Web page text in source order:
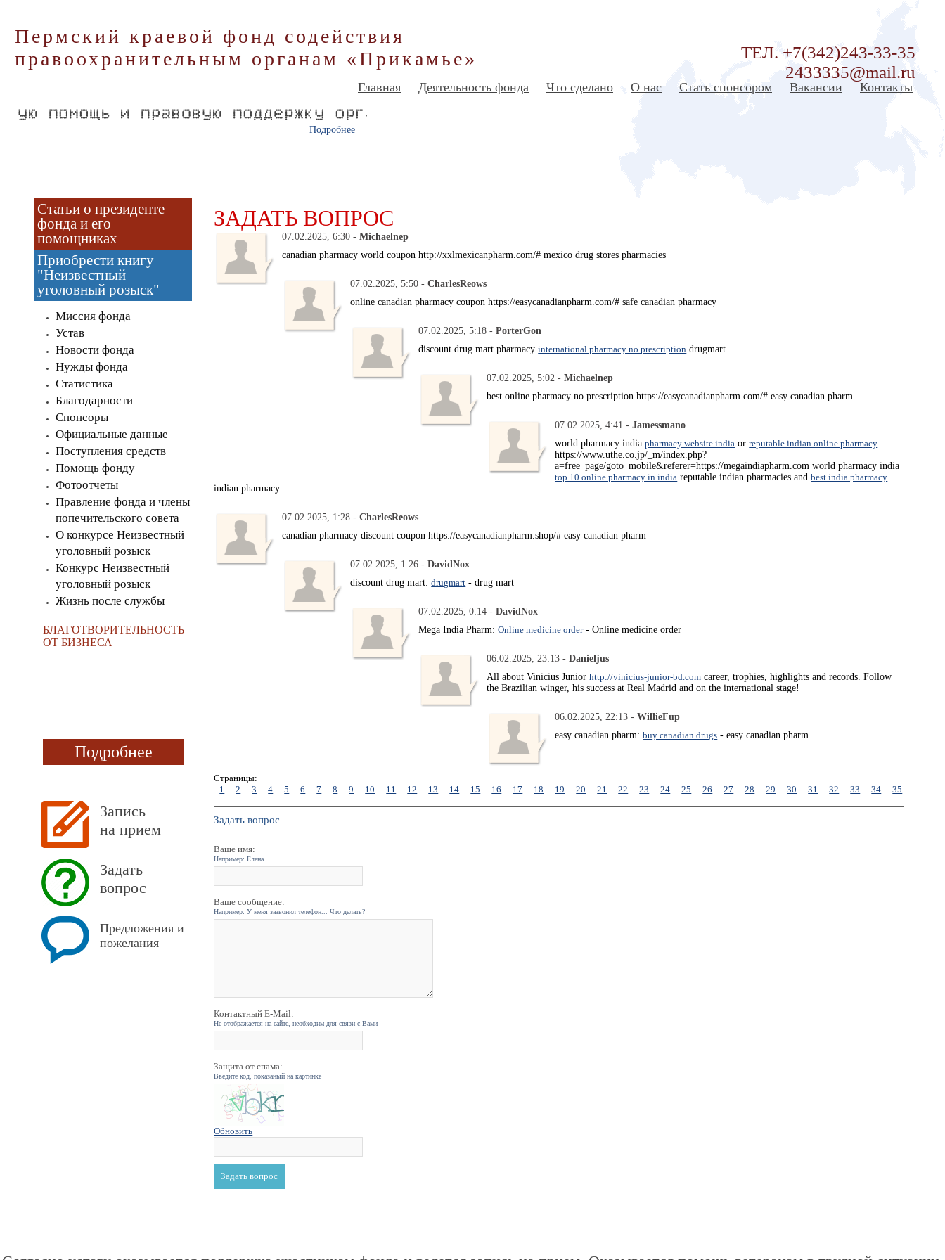
Пермский краевой фонд содействия
правоохранительным органам «Прикамье»
ТЕЛ. +7(342)243-33-35
2433335@mail.ru
Главная Деятельность фонда Что сделано О нас Стать спонсором Вакансии Контакты
Подробнее
Статьи о президенте
фонда и его
помощниках
Приобрести книгу
"Неизвестный
уголовный розыск"
Миссия фонда
Устав
Новости фонда
Нужды фонда
Статистика
Благодарности
Спонсоры
Официальные данные
Поступления средств
Помощь фонду
Фотоотчеты
Правление фонда и члены
попечительского совета
О конкурсе Неизвестный
уголовный розыск
Конкурс Неизвестный
уголовный розыск
Жизнь после службы
БЛАГОТВОРИТЕЛЬНОСТЬ
ОТ БИЗНЕСА
Подробнее
Запись
на прием
Задать
вопрос
Предложения и
пожелания
ЗАДАТЬ ВОПРОС
07.02.2025, 6:30 -Michaelnep
canadian pharmacy world coupon http://xxlmexicanpharm.com/# mexico drug stores pharmacies
07.02.2025, 5:50 -CharlesReows
online canadian pharmacy coupon https://easycanadianpharm.com/# safe canadian pharmacy
07.02.2025, 5:18 -PorterGon
discount drug mart pharmacyinternational pharmacy no prescription drugmart
07.02.2025, 5:02 -Michaelnep
best online pharmacy no prescription https://easycanadianpharm.com/# easy canadian pharm
07.02.2025, 4:41 -Jamessmano
world pharmacy indiapharmacy website india orreputable indian online pharmacy
https://www.uthe.co.jp/_m/index.php?
a=free_page/goto_mobile&referer=https://megaindiapharm.com world pharmacy india
top 10 online pharmacy in india reputable indian pharmacies andbest india pharmacy
indian pharmacy
07.02.2025, 1:28 -CharlesReows
canadian pharmacy discount coupon https://easycanadianpharm.shop/# easy canadian pharm
07.02.2025, 1:26 -DavidNox
discount drug mart:drugmart - drug mart
07.02.2025, 0:14 -DavidNox
Mega India Pharm:Online medicine order- Online medicine order
06.02.2025, 23:13 -Danieljus
All about Vinicius Juniorhttp://vinicius-junior-bd.com career, trophies, highlights and records. Follow
the Brazilian winger, his success at Real Madrid and on the international stage!
06.02.2025, 22:13 -WillieFup
easy canadian pharm:buy canadian drugs - easy canadian pharm
Страницы:
1
2 3 4 5 6 7 8 9 10 11 12 13 14 15 16 17 18 19 20 21 22 23 24 25 26 27 28 29 30 31 32 33 34 35
Задать вопрос
Ваше имя:
Например: Елена
Ваше сообщение:
Например: У меня зазвонил телефон... Что делать?
Контактный E-Mail:
Не отображается на сайте, необходим для связи с Вами
Защита от спама:
Введите код, показаный на картинке
Обновить